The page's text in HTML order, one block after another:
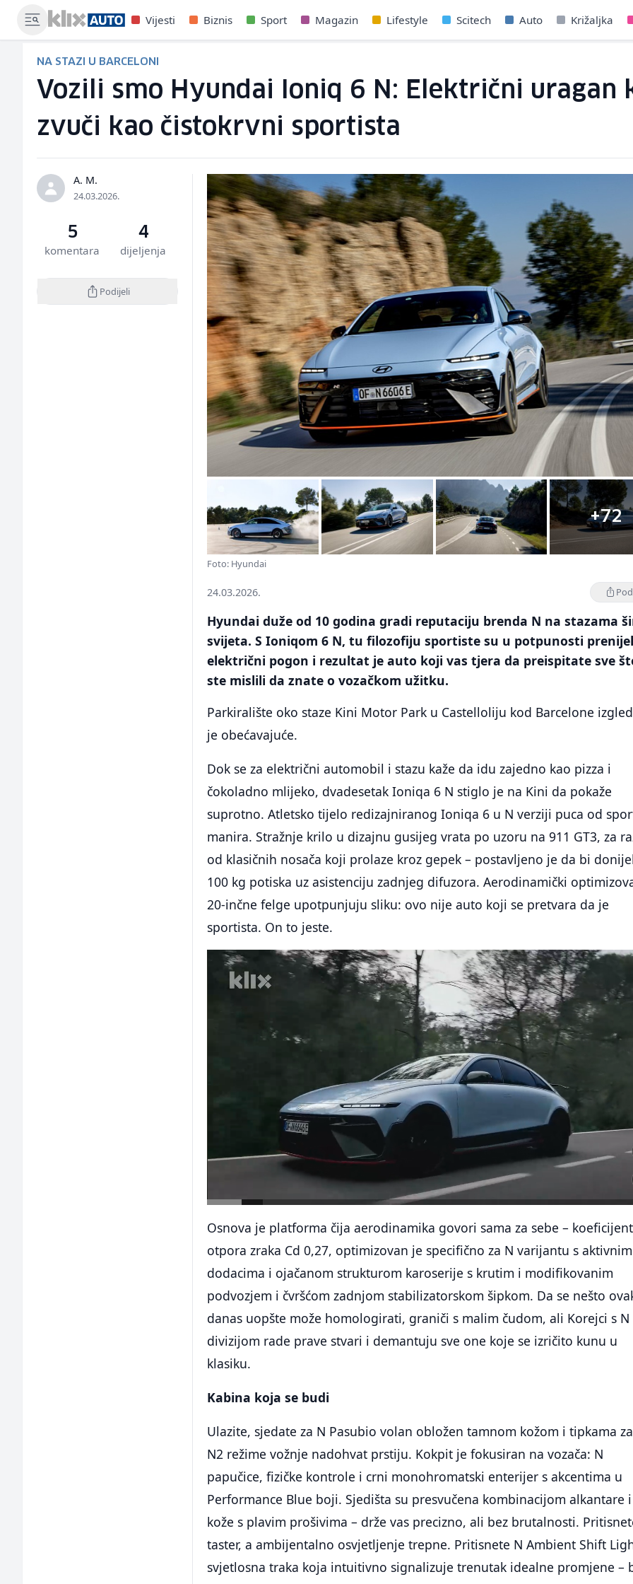
Vijesti Biznis Sport Magazin Lifestyle Scitech Auto Križaljka
NA STAZI U BARCELONI
Vozili smo Hyundai Ioniq 6 N: Električni uragan
zvuči kao čistokrvni sportista
A. M.
24.03.2026.
5
komentara
4
dijeljenja
Podijeli
+72
Foto: Hyundai
24.03.2026.
Hyundai duže od 10 godina gradi reputaciju brenda N na stazama
svijeta. S Ioniqom 6 N, tu filozofiju sportiste su u potpunosti
električni pogon i rezultat je auto koji vas tjera da preispitate sve
ste mislili da znate o vozačkom užitku.
Parkiralište oko staze Kini Motor Park u Castelloliju kod Barcelone
je obećavajuće.
Dok se za električni automobil i stazu kaže da idu zajedno kao pizza i
čokoladno mlijeko, dvadesetak Ioniqa 6 N stiglo je na Kini da pokaže
suprotno. Atletsko tijelo redizajniranog Ioniqa 6 u N verziji puca od
manira. Stražnje krilo u dizajnu gusijeg vrata po uzoru na 911 GT3, za
od klasičnih nosača koji prolaze kroz gepek – postavljeno je da bi
100 kg potiska uz asistenciju zadnjeg difuzora. Aerodinamički
20-inčne felge upotpunjuju sliku: ovo nije auto koji se pretvara da je
sportista. On to jeste.
Osnova je platforma čija aerodinamika govori sama za sebe – koeficijent
otpora zraka Cd 0,27, optimizovan je specifično za N varijantu s aktivnim
dodacima i ojačanom strukturom karoserije s krutim i modifikovanim
podvozjem i čvršćom zadnjom stabilizatorskom šipkom. Da se nešto
danas uopšte može homologirati, graniči s malim čudom, ali Korejci s N
divizijom rade prave stvari i demantuju sve one koje se izričito kunu u
klasiku.
Kabina koja se budi
Ulazite, sjedate za N Pasubio volan obložen tamnom kožom i tipkama
N2 režime vožnje nadohvat prstiju. Kokpit je fokusiran na vozača: N
papučice, fizičke kontrole i crni monohromatski enterijer s akcentima u
Performance Blue boji. Sjedišta su presvučena kombinacijom alkantare i
kože s plavim prošivima – drže vas precizno, ali bez brutalnosti.
taster, a ambijentalno osvjetljenje trepne. Pritisnete N Ambient Shift
svjetlosna traka koja intuitivno signalizuje trenutak idealne promjene –